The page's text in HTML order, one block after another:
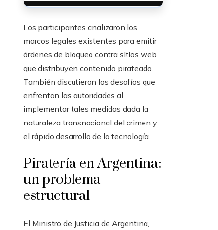
Los participantes analizaron los
marcos legales existentes para emitir
órdenes de bloqueo contra sitios web
que distribuyen contenido pirateado.
También discutieron los desafíos que
enfrentan las autoridades al
implementar tales medidas dada la
naturaleza transnacional del crimen y
el rápido desarrollo de la tecnología.
Piratería en Argentina:
un problema
estructural
El Ministro de Justicia de Argentina,